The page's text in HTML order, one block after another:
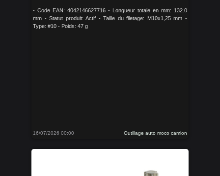
- Code EAN: 4042146627716 - Longueur totale en mm: 132.0
mm - Statut produit: Actif - Taille du filetage: M10x1,25 mm -
Type: #10 - Poids: 47 g
16/07/2026 00:00 Outillage auto moco camion